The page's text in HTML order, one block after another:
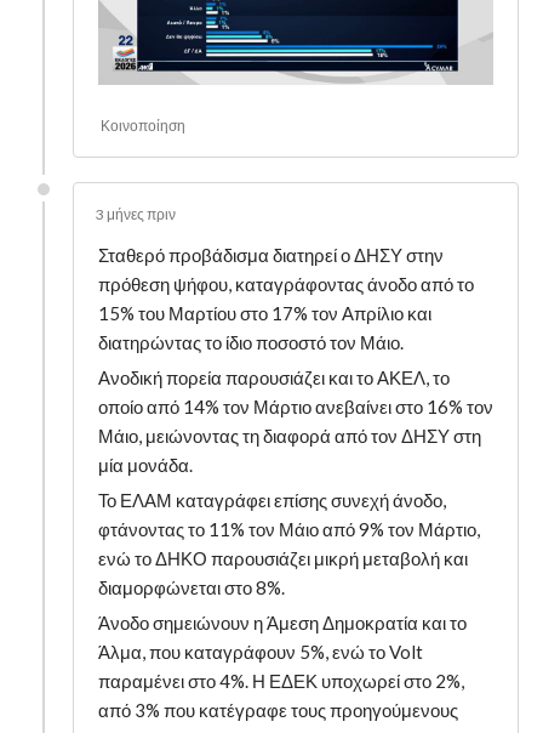
Κοινοποίηση
3 μήνες πριν
Σταθερό προβάδισμα διατηρεί ο ΔΗΣΥ στην
πρόθεση ψήφου, καταγράφοντας άνοδο από το
15% του Μαρτίου στο 17% τον Απρίλιο και
διατηρώντας το ίδιο ποσοστό τον Μάιο.
Ανοδική πορεία παρουσιάζει και το ΑΚΕΛ, το
οποίο από 14% τον Μάρτιο ανεβαίνει στο 16% τον
Μάιο, μειώνοντας τη διαφορά από τον ΔΗΣΥ στη
μία μονάδα.
Το ΕΛΑΜ καταγράφει επίσης συνεχή άνοδο,
φτάνοντας το 11% τον Μάιο από 9% τον Μάρτιο,
ενώ το ΔΗΚΟ παρουσιάζει μικρή μεταβολή και
διαμορφώνεται στο 8%.
Άνοδο σημειώνουν η Άμεση Δημοκρατία και το
Άλμα, που καταγράφουν 5%, ενώ το Volt
παραμένει στο 4%. Η ΕΔΕΚ υποχωρεί στο 2%,
από 3% που κατέγραφε τους προηγούμενους